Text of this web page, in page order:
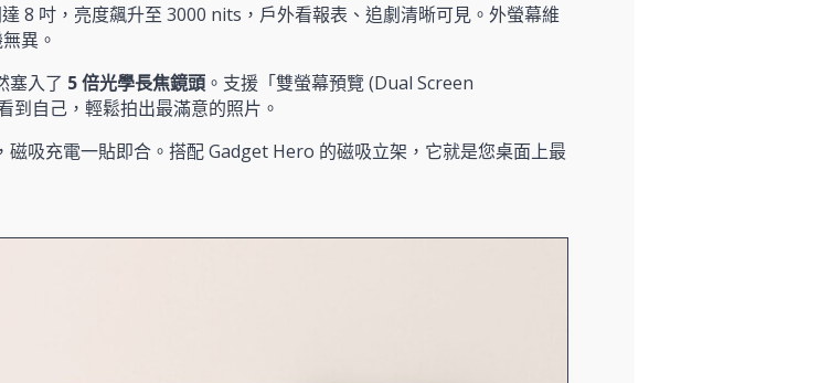
8 吋，亮度飆升至 3000 nits，戶外看報表、追劇清晰可見。外螢幕維
異。
塞入了 5 倍光學長焦鏡頭 。支援「雙螢幕預覽 (Dual Screen
到自己，輕鬆拍出最滿意的照片。
磁吸充電一貼即合。搭配 Gadget Hero 的磁吸立架，它就是您桌面上最